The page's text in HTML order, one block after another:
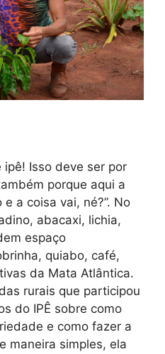
ipê! Isso deve ser por
porque aqui a
a coisa vai, né?”. No
abacaxi, lichia,
espaço
quiabo, café,
da Mata Atlântica.
rurais que participou
do IPÊ sobre como
e como fazer a
maneira simples, ela